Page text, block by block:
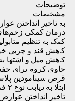
توضیحات
مشخصات
به تاخیر انداختن
درمان کمکی زخم‌های
کمک به تنظیم
کاهش قند و چربی
کاهش میل و اشتها
حاوی کروم برای
قرص سینامودین
تاخیر انداختن